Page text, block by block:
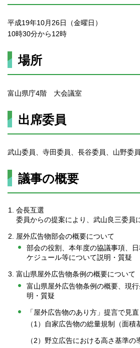
平成19年10月26日（金曜日）
10時30分から12時
場所
富山県庁4階 大会議室
出席委員
武山委員、寺田委員、長谷委員、山野委
議事の概要
会長互選
委員からの提案により、武山良三委員
屋外広告物部会の概要について
部会の役割、本年度の協議事項、
ケジュール等について説明・質疑
富山県屋外広告物条例の概要について
富山県屋外広告物条例の概要、現
明・質疑
「屋外広告物のあり方」提言で見
（1）自家広告物の総量規制（面積
（2）野立広告における高さ基準の